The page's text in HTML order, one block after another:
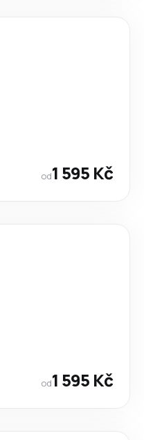
od1 595 Kč
od1 595 Kč